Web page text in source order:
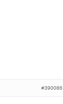
#390086